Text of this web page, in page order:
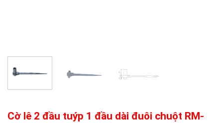
Cờ lê 2 đầu tuýp 1 đầu dài đuôi chuột RM-